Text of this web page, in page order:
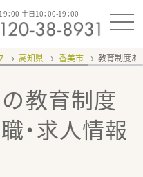
：00 土日10：00-19：00
高知県 香美市 教育制度
の教育制度
・求人情報